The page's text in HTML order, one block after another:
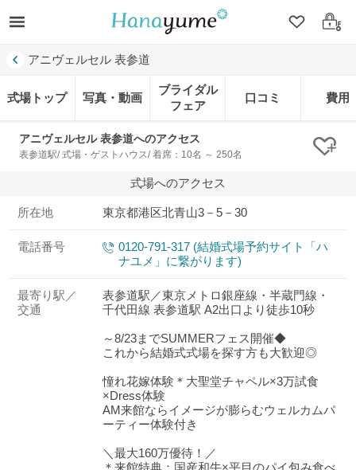
クリップ
ログ
アニヴェルセル 表参道
式場トップ 写真・動画
ブライダル
フェア
口コミ 費用
アニヴェルセル 表参道へのアクセス
表参道駅/ 式場・ゲストハウス/ 着席：10名 ～ 250名 ク
式場へのアクセス
所在地 東京都港区北青山3－5－30
電話番号
0120-791-317 (結婚式場予約サイト「ハ
ナユメ」に繋がります)
最寄り駅／
交通
表参道駅／東京メトロ銀座線・半蔵門線・
千代田線 表参道駅 A2出口より徒歩10秒
～8/23までSUMMERフェス開催◆
これから結婚式式場を探す方も大歓迎◎
憧れ花嫁体験＊大聖堂チャペル×3万試食
×Dress体験
AM来館ならイメージが膨らむウェルカムパ
ーティー体験付き
＼最大160万優待！／